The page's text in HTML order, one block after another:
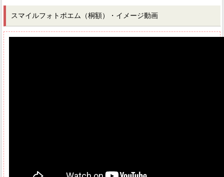
スマイルフォトポエム（桐額）・イメージ動画